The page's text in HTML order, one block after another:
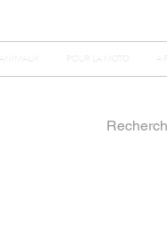
ANIMAUX POUR LA MOTO A